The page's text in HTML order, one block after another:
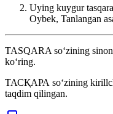
Uying kuygur
Oybek, Tanlangan
TASQARA so‘zining
ko‘ring.
ТАСҚАРА so‘zining
taqdim qilingan.